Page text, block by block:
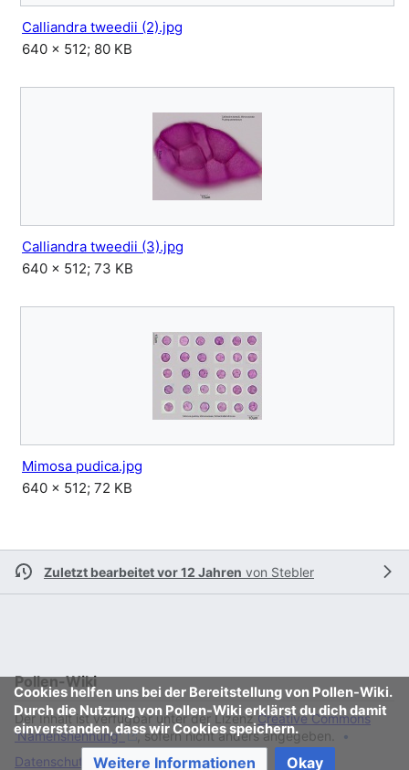
Calliandra tweedii (2).jpg
640 × 512; 80 KB
Calliandra tweedii (3).jpg
640 × 512; 73 KB
Mimosa pudica.jpg
640 × 512; 72 KB
Zuletzt bearbeitet vor 12 Jahren von Stebler
Cookies helfen uns bei der Bereitstellung von Pollen-Wiki.
Durch die Nutzung von Pollen-Wiki erklärst du dich damit
einverstanden, dass wir Cookies speichern.
Weitere Informationen Okay
Pollen-Wiki
Der Inhalt ist verfügbar unter der LizenzCreative Commons
'Namensnennung'
, sofern nicht anders angegeben.
Datenschutz
Klassische Ansicht